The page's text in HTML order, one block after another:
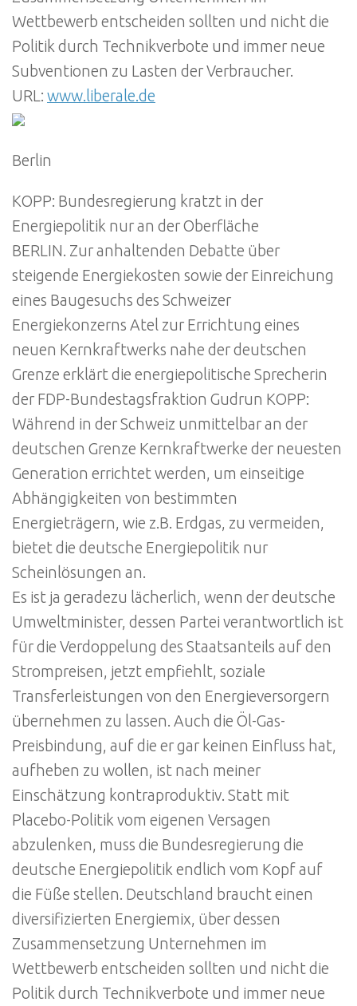
Wettbewerb entscheiden sollten und nicht die
Politik durch Technikverbote und immer neue
Subventionen zu Lasten der Verbraucher.
URL: www.liberale.de
Berlin
KOPP: Bundesregierung kratzt in der
Energiepolitik nur an der Oberfläche
BERLIN. Zur anhaltenden Debatte über
steigende Energiekosten sowie der Einreichung
eines Baugesuchs des Schweizer
Energiekonzerns Atel zur Errichtung eines
neuen Kernkraftwerks nahe der deutschen
Grenze erklärt die energiepolitische Sprecherin
der FDP-Bundestagsfraktion Gudrun KOPP:
Während in der Schweiz unmittelbar an der
deutschen Grenze Kernkraftwerke der neuesten
Generation errichtet werden, um einseitige
Abhängigkeiten von bestimmten
Energieträgern, wie z.B. Erdgas, zu vermeiden,
bietet die deutsche Energiepolitik nur
Scheinlösungen an.
Es ist ja geradezu lächerlich, wenn der deutsche
Umweltminister, dessen Partei verantwortlich ist
für die Verdoppelung des Staatsanteils auf den
Strompreisen, jetzt empfiehlt, soziale
Transferleistungen von den Energieversorgern
übernehmen zu lassen. Auch die Öl-Gas-
Preisbindung, auf die er gar keinen Einfluss hat,
aufheben zu wollen, ist nach meiner
Einschätzung kontraproduktiv. Statt mit
Placebo-Politik vom eigenen Versagen
abzulenken, muss die Bundesregierung die
deutsche Energiepolitik endlich vom Kopf auf
die Füße stellen. Deutschland braucht einen
diversifizierten Energiemix, über dessen
Zusammensetzung Unternehmen im
Wettbewerb entscheiden sollten und nicht die
Politik durch Technikverbote und immer neue